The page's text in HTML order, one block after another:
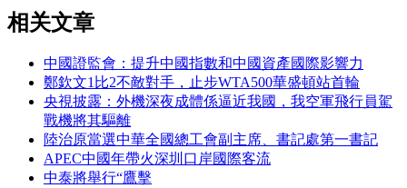
相关文章
中國證監會：提升中國指數和中國資產國際影響力
鄭欽文1比2不敵對手，止步WTA500華盛頓站首輪
央視披露：外機深夜成體係逼近我國，我空軍飛行員駕
戰機將其驅離
陸治原當選中華全國總工會副主席、書記處第一書記
APEC中國年帶火深圳口岸國際客流
中泰將舉行“鷹擊